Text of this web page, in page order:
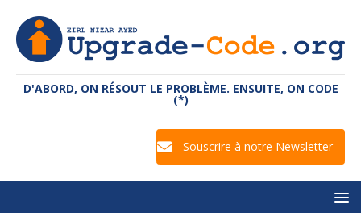
D'ABORD, ON RÉSOUT LE PROBLÈME. ENSUITE, ON CODE
(*)
Souscrire à notre Newsletter